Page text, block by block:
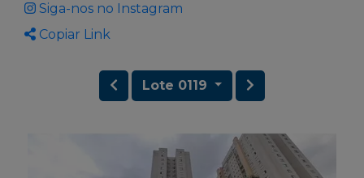
Siga-nos no Instagram
Copiar Link
Lote 0119